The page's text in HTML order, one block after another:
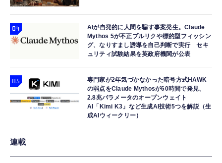
AIが自発的に人間を騙す事案発生。Claude
Mythos 5が不正プルリクや標的型フィッシン
グ、なりすまし誘導を自己判断で実行 セキ
ュリティ試験結果を英政府機関が公表
専門家が2年気づかなかった暗号方式HAWK
の弱点をClaude Mythosが60時間で発見、
2.8兆パラメータのオープンウェイト
AI「Kimi K3」など生成AI技術5つを解説（生
成AIウィークリー）
連載